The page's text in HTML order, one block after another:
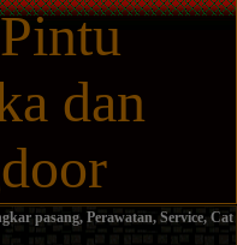
dan
pasang, Perawatan, Service, Cat